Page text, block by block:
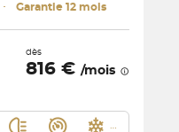
･ Garantie 12 mois
dès
816 € /mois